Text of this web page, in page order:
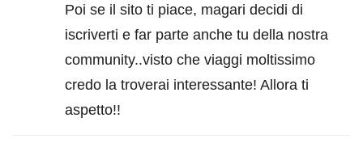
Poi se il sito ti piace, magari decidi di
iscriverti e far parte anche tu della nostra
community..visto che viaggi moltissimo
credo la troverai interessante! Allora ti
aspetto!!